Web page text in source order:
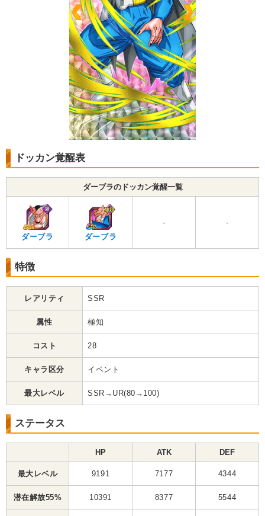
ドッカン覚醒表
ダーブラのドッカン覚醒一覧
ダーブラ ダーブラ
- -
特徴
レアリティ SSR
属性 極知
コスト 28
キャラ区分 イベント
最大レベル SSR→UR(80→100)
ステータス
HP ATK DEF
最大レベル 9191 7177 4344
潜在解放55% 10391 8377 5544